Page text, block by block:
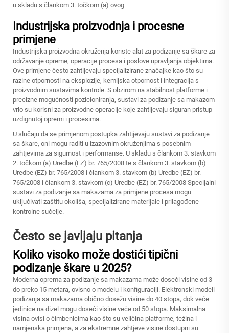
u skladu s člankom 3. točkom (a) ovog
Industrijska proizvodnja i procesne
primjene
Industrijska proizvodna okruženja koriste alat za podizanje sa škare za
održavanje opreme, operacije procesa i poslove upravljanja objektima.
Ove primjene često zahtijevaju specijalizirane značajke kao što su
razine otpornosti na eksplozije, kemijska otpornost i integracija s
proizvodnim sustavima kontrole. S obzirom na stabilnost platforme i
precizne mogućnosti pozicioniranja, sustavi za podizanje sa makazom
vrlo su korisni za proizvodne operacije koje zahtijevaju siguran pristup
uzdignutoj opremi i procesima.
U slučaju da se primjenom postupka zahtijevaju sustavi za podizanje
sa škare, oni mogu raditi u izazovnim okruženjima s posebnim
zahtjevima za sigurnost i performanse. U skladu s člankom 3. stavkom
2. točkom (a) Uredbe (EZ) br. 765/2008 te s člankom 3. stavkom (b)
Uredbe (EZ) br. 765/2008 i člankom 3. stavkom (b) Uredbe (EZ) br.
765/2008 i člankom 3. stavkom (c) Uredbe (EZ) br. 765/2008 Specijalni
sustavi za podizanje sa makazama za primjene procesa mogu
uključivati zaštitu okoliša, specijalizirane materijale i prilagođene
kontrolne sučelje.
Često se javljaju pitanja
Koliko visoko može dostići tipični
podizanje škare u 2025?
Moderna oprema za podizanje sa makazama može doseći visine od 3
do preko 15 metara, ovisno o modelu i konfiguraciji. Elektronski modeli
podizanja sa makazama obično dosežu visine do 40 stopa, dok veće
jedinice na dizel mogu doseći visine veće od 50 stopa. Maksimalna
visina ovisi o čimbenicima kao što su veličina platforme, težina i
namjenska primjena, a za ekstremne zahtjeve visine dostupni su